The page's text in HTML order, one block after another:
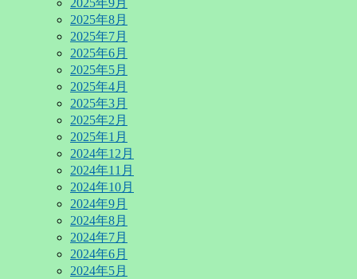
2025年8月
2025年7月
2025年6月
2025年5月
2025年4月
2025年3月
2025年2月
2025年1月
2024年12月
2024年11月
2024年10月
2024年9月
2024年8月
2024年7月
2024年6月
2024年5月